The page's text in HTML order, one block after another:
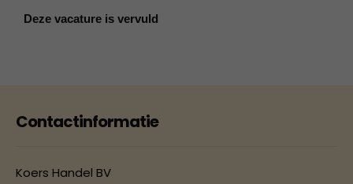
Deze vacature is vervuld
Contactinformatie
Koers Handel BV